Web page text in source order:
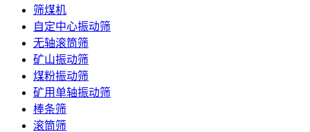
筛煤机
自定中心振动筛
无轴滚筒筛
矿山振动筛
煤粉振动筛
矿用单轴振动筛
棒条筛
滚筒筛